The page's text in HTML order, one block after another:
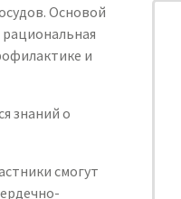
Основой
рациональная
и
знаний о
смогут